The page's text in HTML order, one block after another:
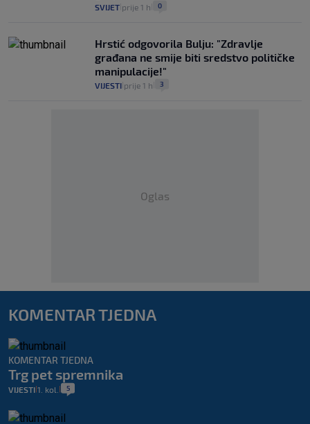
SVIJET prije 1 h 0
Hrstić odgovorila Bulju: "Zdravlje
građana ne smije biti sredstvo političke
manipulacije!"
VIJESTI prije 1 h 3
Oglas
KOMENTAR TJEDNA
KOMENTAR TJEDNA
Trg pet spremnika
VIJESTI 1. kol. 5